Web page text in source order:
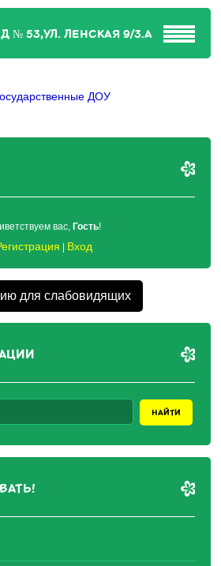
№ 53,УЛ. ЛЕНСКАЯ 9/3.А
ДОУ
вас, Гость!
Вход
для слабовидящих